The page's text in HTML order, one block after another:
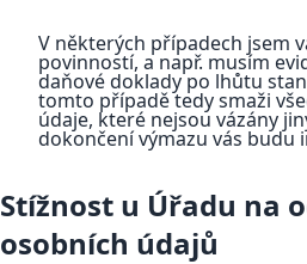
V některých případech jsem
povinností, a např. musím
daňové doklady po lhůtu
tomto případě tedy smaži
údaje, které nejsou vázány
dokončení výmazu vás budu
Stížnost u Úřadu na
osobních údajů